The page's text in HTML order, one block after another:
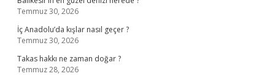
Temmuz 30, 2026
İç Anadolu’da kışlar nasıl geçer ?
Temmuz 30, 2026
Takas hakkı ne zaman doğar ?
Temmuz 28, 2026